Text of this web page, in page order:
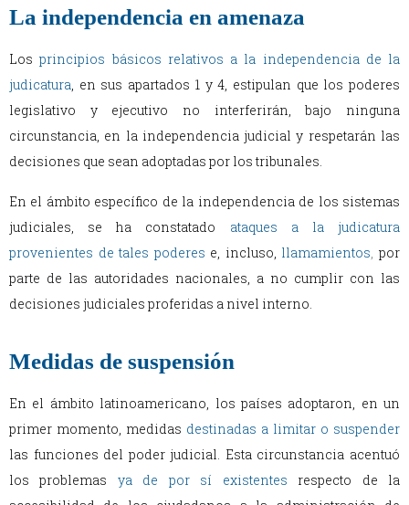
La independencia en amenaza
Los principios básicos relativos a la independencia de la
judicatura , en sus apartados 1 y 4, estipulan que los poderes
legislativo y ejecutivo no interferirán, bajo ninguna
circunstancia, en la independencia judicial y respetarán las
decisiones que sean adoptadas por los tribunales.
En el ámbito específico de la independencia de los sistemas
judiciales, se ha constatado
ataques a la judicatura
provenientes de tales poderes e, incluso, llamamientos por
parte de las autoridades nacionales, a no cumplir con las
decisiones judiciales proferidas a nivel interno.
Medidas de suspensión
En el ámbito latinoamericano, los países adoptaron, en un
primer momento, medidas destinadas a limitar o suspender
las funciones del poder judicial. Esta circunstancia acentuó
los problemas
ya de por sí existentes
respecto de la